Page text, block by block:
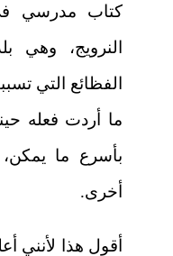
كتاب مدرسي
النرويج، وهي
الفظائع التي
ما أردت فعله
بأسرع ما
أخرى.
أقول هذا لأنني